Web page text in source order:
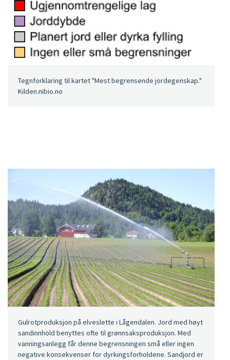
Tegnforklaring til kartet "Mest begrensende jordegenskap."
Kilden.nibio.no
Gulrotproduksjon på elveslette i Lågendalen. Jord med høyt
sandinnhold benyttes ofte til grønnsaksproduksjon. Med
vanningsanlegg får denne begrensningen små eller ingen
negative konsekvenser for dyrkingsforholdene. Sandjord er